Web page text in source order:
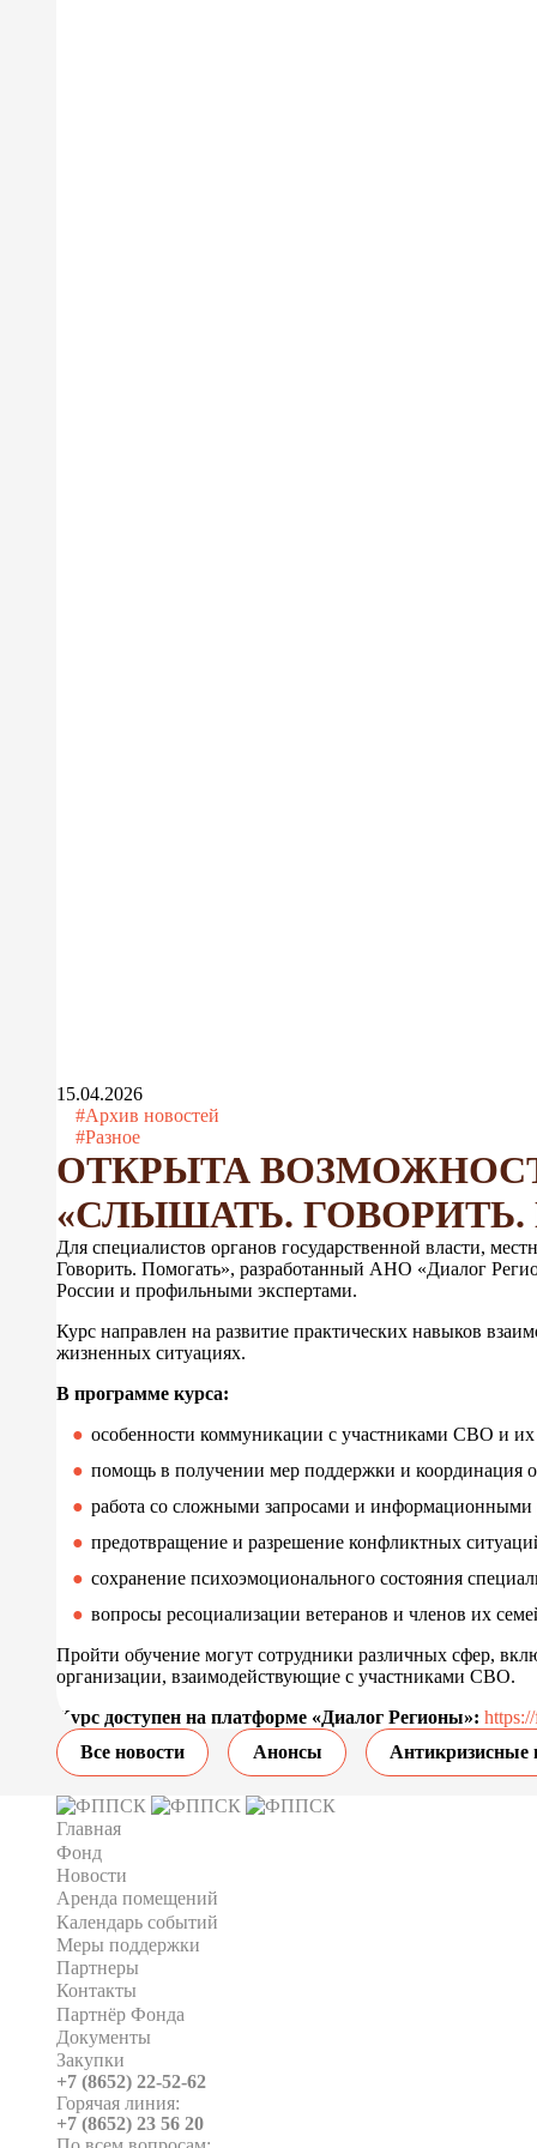
15.04.2026
#Архив новостей
#Разное
ОТКРЫТА
«СЛЫШАТЬ. ГОВОРИТЬ.
Для специалистов органов государственной власти,
Говорить. Помогать», разработанный АНО «Диалог
России и профильными экспертами.
Курс направлен на развитие практических навыков
жизненных ситуациях.
В программе курса:
особенности коммуникации с участниками СВО и
помощь в получении мер поддержки и координация
работа со сложными запросами и информационными
предотвращение и разрешение конфликтных
сохранение психоэмоционального состояния
вопросы ресоциализации ветеранов и членов их
Пройти обучение могут сотрудники различных сфер,
организации, взаимодействующие с участниками СВО.
Курс доступен на платформе «Диалог Регионы»:
Все новости
Анонсы Антикризисные
Главная
Фонд
Новости
Аренда помещений
Календарь событий
Меры поддержки
Партнеры
Контакты
Партнёр Фонда
Документы
Закупки
+7 (8652) 22-52-62
Горячая линия:
+7 (8652) 23 56 20